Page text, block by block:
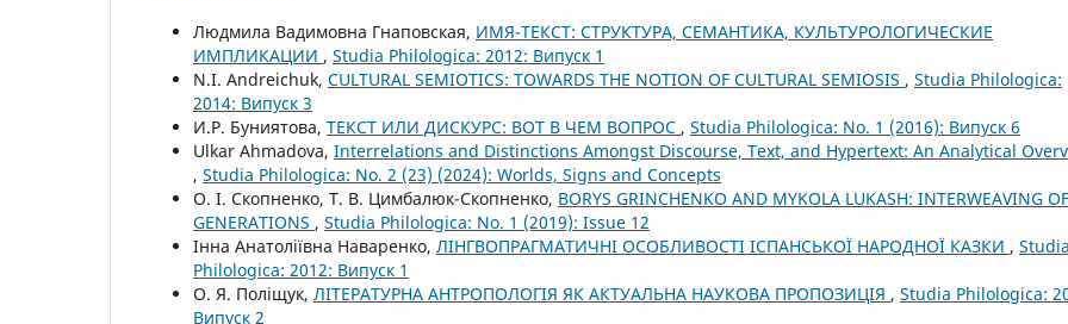
Людмила Вадимовна Гнаповская, ИМЯ-ТЕКСТ: СТРУКТУРА, СЕМАНТИКА, КУЛЬТУРОЛОГИЧЕСКИЕ
ИМПЛИКАЦИИ , Studia Philologica: 2012: Випуск 1
N.I. Andreichuk, CULTURAL SEMIOTICS: TOWARDS THE NOTION OF CULTURAL SEMIOSIS , Studia Philologica:
2014: Випуск 3
И.Р. Буниятова, ТЕКСТ ИЛИ ДИСКУРС: ВОТ В ЧЕМ ВОПРОС , Studia Philologica: No. 1 (2016): Випуск 6
Ulkar Ahmadova, Interrelations and Distinctions Amongst Discourse, Text, and Hypertext: An Analytical
, Studia Philologica: No. 2 (23) (2024): Worlds, Signs and Concepts
О. І. Скопненко, Т. В. Цимбалюк-Скопненко, BORYS GRINCHENKO AND MYKOLA LUKASH: INTERWEAVING OF
GENERATIONS , Studia Philologica: No. 1 (2019): Issue 12
Інна Анатоліївна Наваренко, ЛІНГВОПРАГМАТИЧНІ ОСОБЛИВОСТІ ІСПАНСЬКОЇ НАРОДНОЇ КАЗКИ , Studia
Philologica: 2012: Випуск 1
О. Я. Поліщук, ЛІТЕРАТУРНА АНТРОПОЛОГІЯ ЯК АКТУАЛЬНА НАУКОВА ПРОПОЗИЦІЯ , Studia Philologica:
Випуск 2